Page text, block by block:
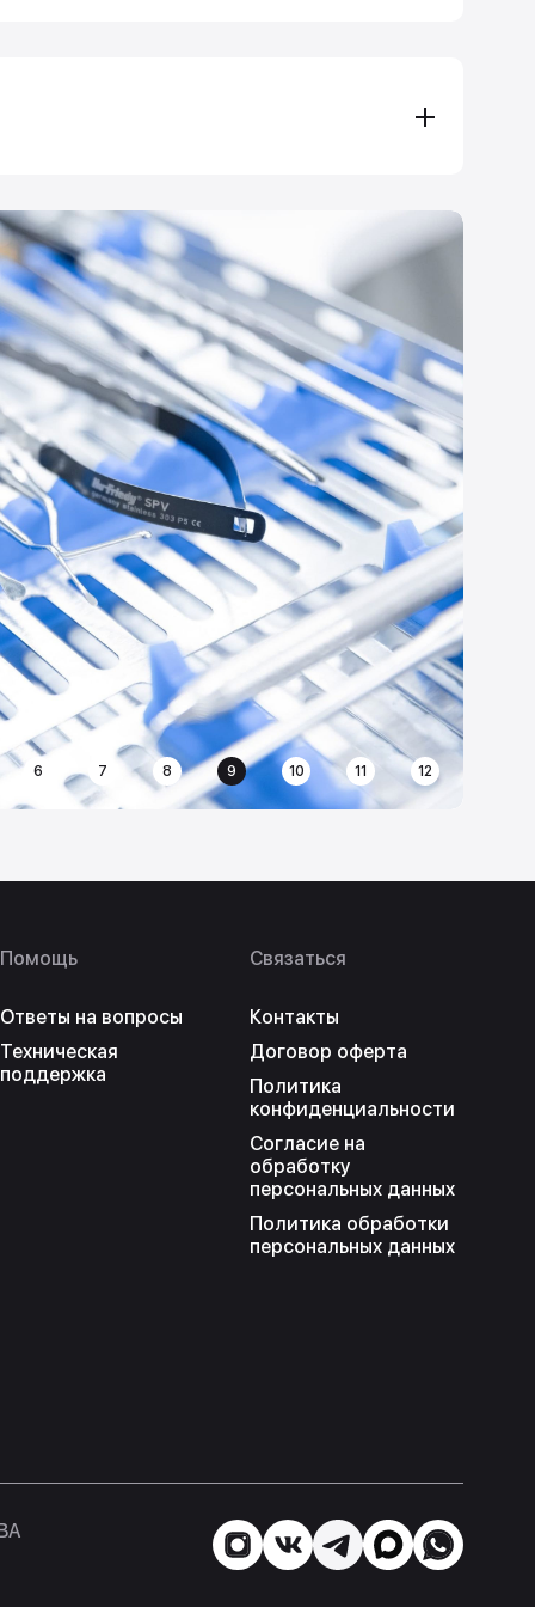
6 7 8 9 10 11 12
Помощь
Ответы на вопросы
Техническая
поддержка
Связаться
Контакты
Договор оферта
Политика
конфиденциальности
Согласие на
обработку
персональных данных
Политика обработки
персональных данных